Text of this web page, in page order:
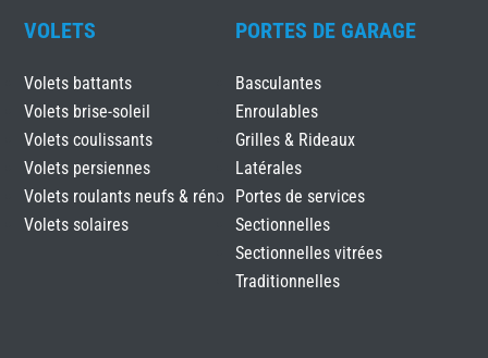
VOLETS
Volets battants
Volets brise-soleil
Volets coulissants
Volets persiennes
Volets roulants neufs & réno
Volets solaires
PORTES DE GARAGE
Basculantes
Enroulables
Grilles & Rideaux
Latérales
Portes de services
Sectionnelles
Sectionnelles vitrées
Traditionnelles